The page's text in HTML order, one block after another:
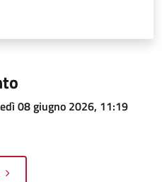
08 giugno 2026, 11:19